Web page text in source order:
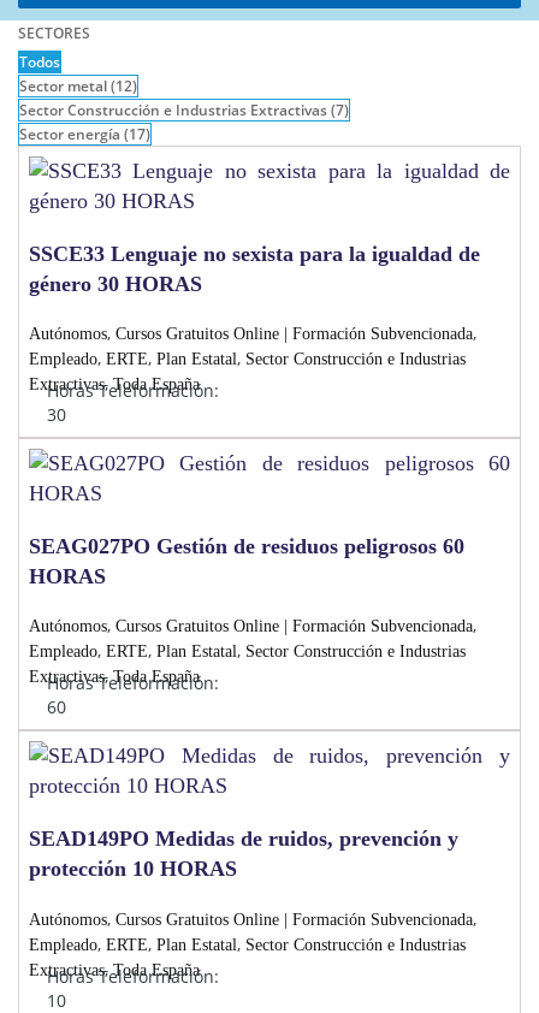
SECTORES
Todos
Sector metal(12)
Sector Construcción e Industrias Extractivas(7)
Sector energía (17)
SSCE33 Lenguaje no sexista para la igualdad de
género 30 HORAS
Autónomos, Cursos Gratuitos Online | Formación Subvencionada,
Empleado, ERTE, Plan Estatal, Sector Construcción e Industrias
Extractivas,Toda España
Horas Teleformación:
30
SEAG027PO Gestión de residuos peligrosos 60
HORAS
Autónomos, Cursos Gratuitos Online | Formación Subvencionada,
Empleado, ERTE, Plan Estatal, Sector Construcción e Industrias
Extractivas,Toda España
Horas Teleformación:
60
SEAD149PO Medidas de ruidos, prevención y
protección 10 HORAS
Autónomos, Cursos Gratuitos Online | Formación Subvencionada,
Empleado, ERTE, Plan Estatal, Sector Construcción e Industrias
Extractivas,Toda España
Horas Teleformación:
10